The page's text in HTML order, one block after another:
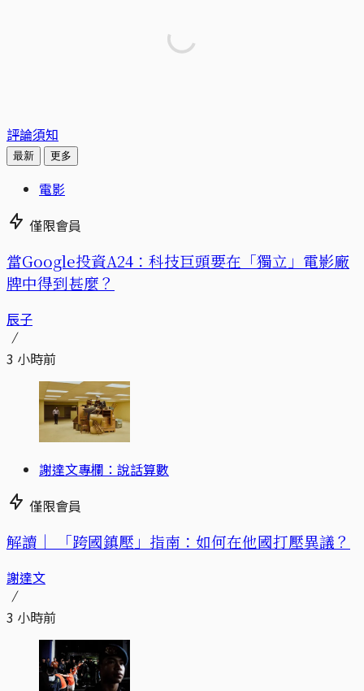
評論須知
最新 更多
電影
僅限會員
當Google投資A24：科技巨頭要在「獨立」電影廠
牌中得到甚麼？
辰子
3 小時前
謝達文專欄：說話算數
僅限會員
解讀｜ 「跨國鎮壓」指南：如何在他國打壓異議？
謝達文
3 小時前